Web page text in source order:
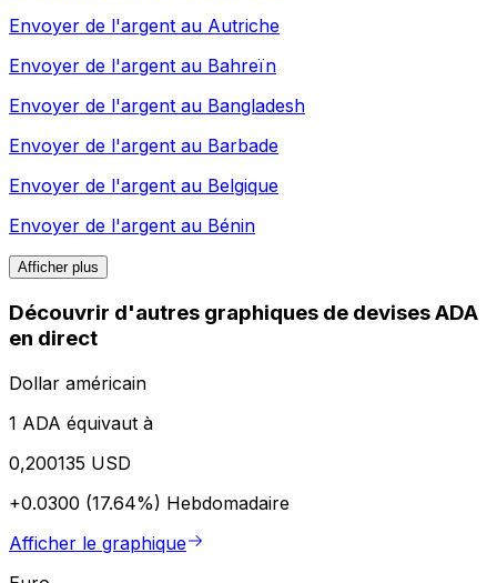
Envoyer de l'argent au Autriche
Envoyer de l'argent au Bahreïn
Envoyer de l'argent au Bangladesh
Envoyer de l'argent au Barbade
Envoyer de l'argent au Belgique
Envoyer de l'argent au Bénin
Afficher plus
Découvrir d'autres graphiques de devises ADA
en direct
Dollar américain
1 ADA équivaut à
0,200135 USD
+0.0300 (17.64%) Hebdomadaire
Afficher le graphique